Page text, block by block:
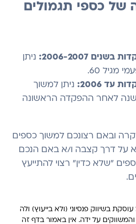
של כספי תגמולים
2006-2007:
ניתן
מגיל 60.
עד 2006:
ניתן למשוך
כסכום חד-פעמי 15 שנה לאחר ההפקדה הראשונה
ובאם רצונכם למשוך כספים
על דרך קצבה ו/א באם הנכם
"שלא כדין" רצוי להתייעץ
בשיווק פנסיוני (ולא בייעוץ) ולה
על ידה. אין באמור בדף זה